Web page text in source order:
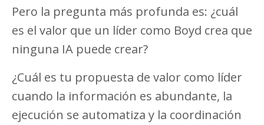
Pero la pregunta más profunda es: ¿cuál
es el valor que un líder como Boyd crea que
ninguna IA puede crear?
¿Cuál es tu propuesta de valor como líder
cuando la información es abundante, la
ejecución se automatiza y la coordinación